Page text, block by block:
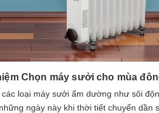
Chọn máy sưởi cho mùa
loại máy sưởi ấm dường như sôi
ngày này khi thời tiết chuyển dần